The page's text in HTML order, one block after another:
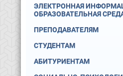
ЭЛЕКТРОННАЯ
ОБРАЗОВАТЕЛЬНАЯ
ПРЕПОДАВАТЕЛЯМ
СТУДЕНТАМ
АБИТУРИЕНТАМ